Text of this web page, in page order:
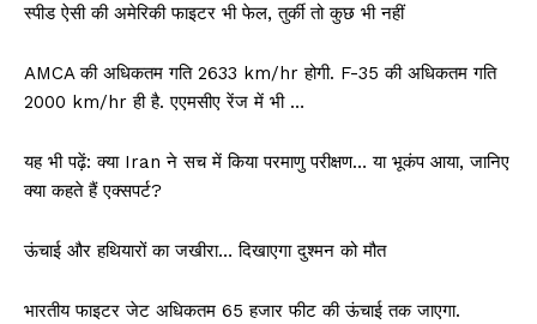
स्पीड ऐसी की अमेरिकी फाइटर भी फेल, तुर्की तो कुछ भी नहीं
AMCA की अधिकतम गति 2633 km/hr होगी. F-35 की अधिकतम गति
2000 km/hr ही है. एएमसीए रेंज में भी …
यह भी पढ़ें: क्या Iran ने सच में किया परमाणु परीक्षण… या भूकंप आया, जानिए
क्या कहते हैं एक्सपर्ट?
ऊंचाई और हथियारों का जखीरा… दिखाएगा दुश्मन को मौत
भारतीय फाइटर जेट अधिकतम 65 हजार फीट की ऊंचाई तक जाएगा.